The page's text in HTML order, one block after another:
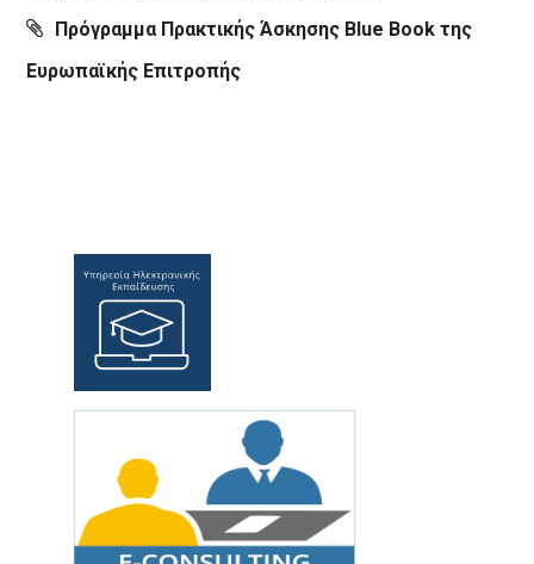
Πρόγραμμα Πρακτικής Άσκησης Blue Book της
Ευρωπαϊκής Επιτροπής